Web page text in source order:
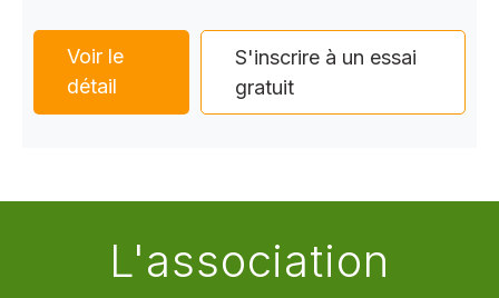
Voir le
détail
S'inscrire à un essai
gratuit
L'association